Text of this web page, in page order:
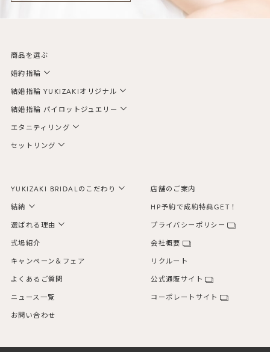
商品を選ぶ
婚約指輪
結婚指輪 YUKIZAKIオリジナル
結婚指輪 パイロットジュエリー
エタニティリング
セットリング
YUKIZAKI BRIDALのこだわり
結納
選ばれる理由
式場紹介
キャンペーン＆フェア
よくあるご質問
ニュース一覧
お問い合わせ
店舗のご案内
HP予約で成約特典GET！
プライバシーポリシー
会社概要
リクルート
公式通販サイト
コーポレートサイト